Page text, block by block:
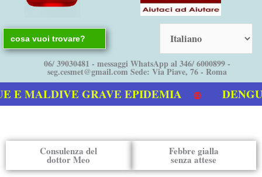
Search
for:
06/ 39030481 - messaggi WhatsApp al 346/ 6000899 -
seg.cesmet@gmail.com Sede: Via Piave, 76 - Roma
MALDIVE GRAVE EPIDEMIA
Consulenza del
dottor Meo
Febbre gialla
senza attese